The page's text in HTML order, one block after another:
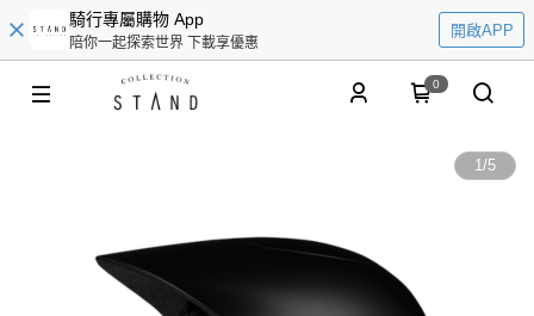
騎行專屬購物 App
陪你一起探索世界 下載享優惠
開啟APP
0
1/5